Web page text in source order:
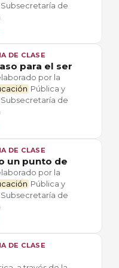
de
DE CLASE
para el ser
por la
Pública y
de
DE CLASE
un punto de
por la
Pública y
de
DE CLASE